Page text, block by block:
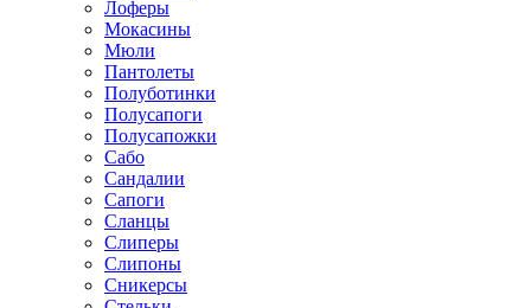
Лоферы
Мокасины
Мюли
Пантолеты
Полуботинки
Полусапоги
Полусапожки
Сабо
Сандалии
Сапоги
Сланцы
Слиперы
Слипоны
Сникерсы